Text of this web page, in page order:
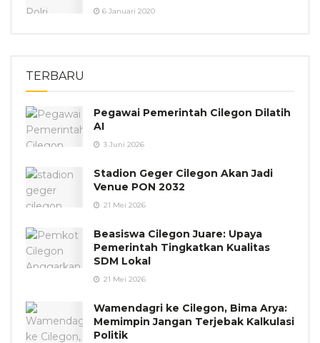
6 Januari 2020
TERBARU
Pegawai Pemerintah Cilegon Dilatih
AI
3 Juni 2026
Stadion Geger Cilegon Akan Jadi
Venue PON 2032
21 Mei 2026
Beasiswa Cilegon Juare: Upaya
Pemerintah Tingkatkan Kualitas
SDM Lokal
21 Mei 2026
Wamendagri ke Cilegon, Bima Arya:
Memimpin Jangan Terjebak Kalkulasi
Politik